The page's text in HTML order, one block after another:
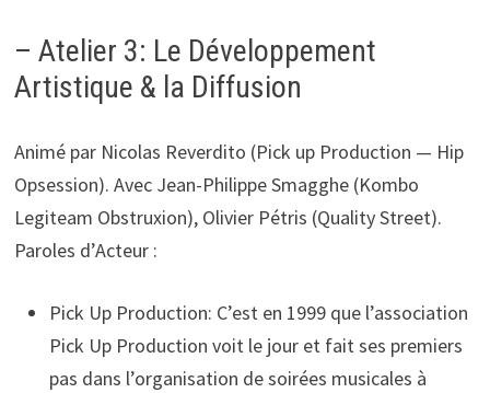
– Atelier 3: Le Développement
Artistique & la Diffusion
Animé par Nicolas Reverdito (Pick up Production — Hip
Opsession). Avec Jean-Philippe Smagghe (Kombo
Legiteam Obstruxion), Olivier Pétris (Quality Street).
Paroles d’Acteur :
Pick Up Production: C’est en 1999 que l’association
Pick Up Production voit le jour et fait ses premiers
pas dans l’organisation de soirées musicales à